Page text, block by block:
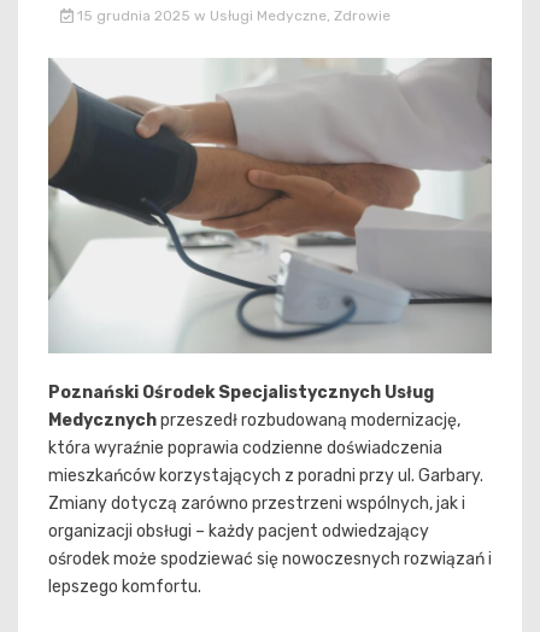
15 grudnia 2025 w Usługi Medyczne, Zdrowie
Poznański Ośrodek Specjalistycznych Usług
Medycznychprzeszedł rozbudowaną modernizację,
która wyraźnie poprawia codzienne doświadczenia
mieszkańców korzystających z poradni przy ul. Garbary.
Zmiany dotyczą zarówno przestrzeni wspólnych, jak i
organizacji obsługi – każdy pacjent odwiedzający
ośrodek może spodziewać się nowoczesnych rozwiązań i
lepszego komfortu.